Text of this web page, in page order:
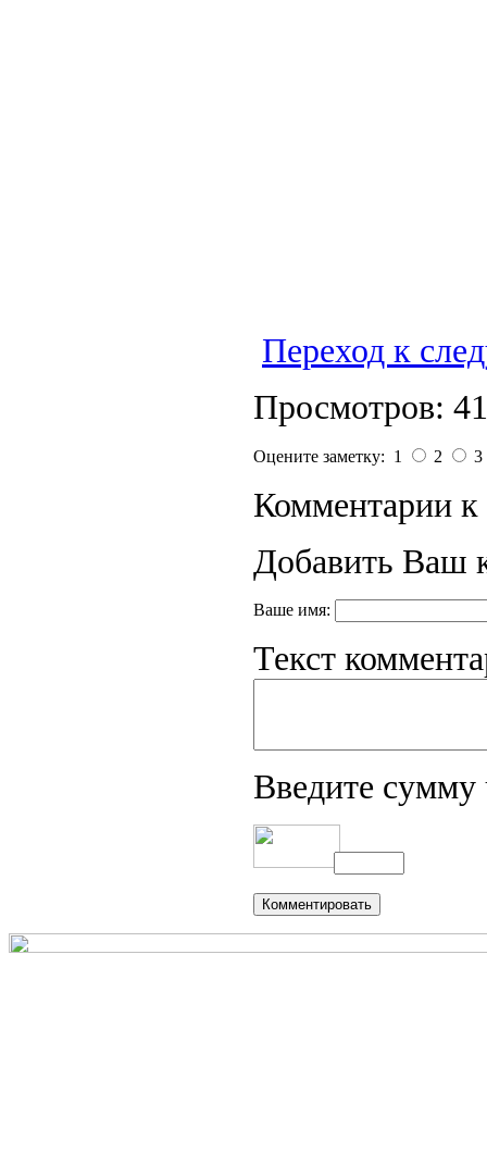
Переход к
Просмотров:
Оцените заметку: 1 2 3
Комментарии к
Добавить Ваш
Ваше имя:
Текст
Введите сумму